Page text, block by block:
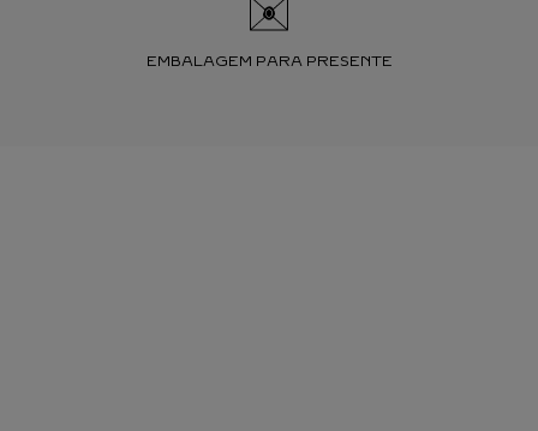
EMBALAGEM PARA PRESENTE